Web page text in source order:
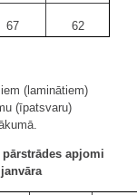
67 62
(laminātiem)
(īpatsvaru)
apjomi